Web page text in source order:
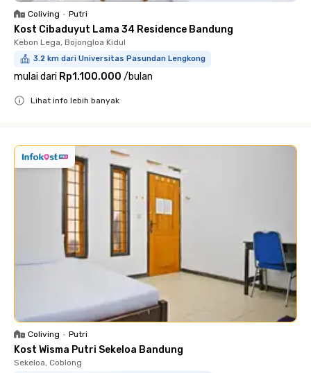
Coliving • Putri
Kost Cibaduyut Lama 34 Residence Bandung
Kebon Lega, Bojongloa Kidul
3.2 km dari Universitas Pasundan Lengkong
mulai dari Rp1.100.000 /bulan
Lihat info lebih banyak
Coliving • Putri
Kost Wisma Putri Sekeloa Bandung
Sekeloa, Coblong